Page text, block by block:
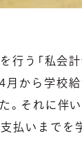
行う「私会
から学校給
。それに伴
払いまでを